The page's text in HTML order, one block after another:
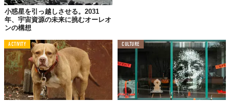
小惑星を引っ越しさせる。2031
年、宇宙資源の未来に挑むオーレオ
ンの構想
ACTIVITY CULTURE